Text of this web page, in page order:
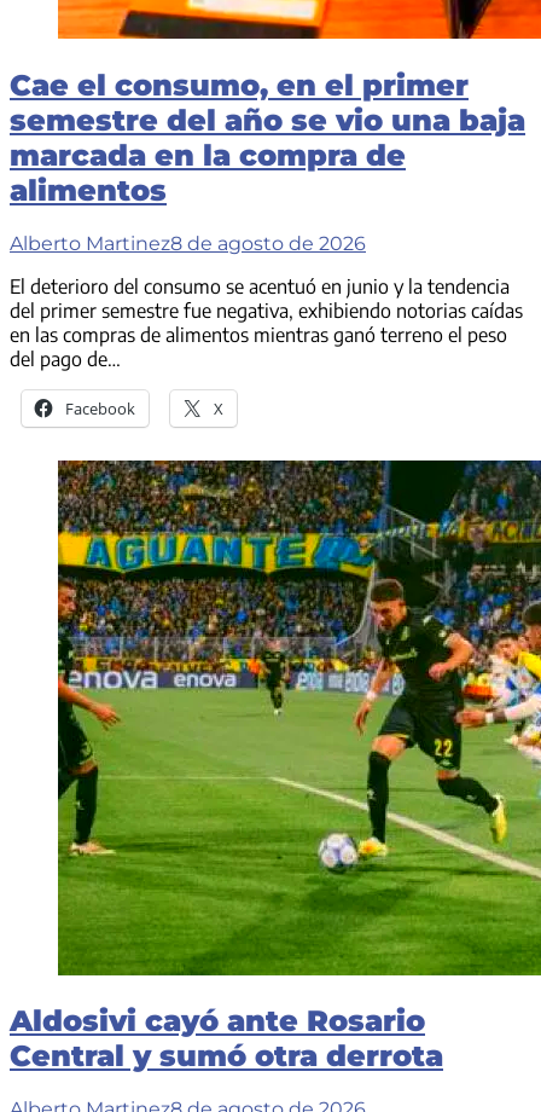
Cae el consumo, en el primer
semestre del año se vio una baja
marcada en la compra de
alimentos
Alberto Martinez8 de agosto de 2026
El deterioro del consumo se acentuó en junio y la tendencia
del primer semestre fue negativa, exhibiendo notorias caídas
en las compras de alimentos mientras ganó terreno el peso
del pago de…
Facebook X
Aldosivi cayó ante Rosario
Central y sumó otra derrota